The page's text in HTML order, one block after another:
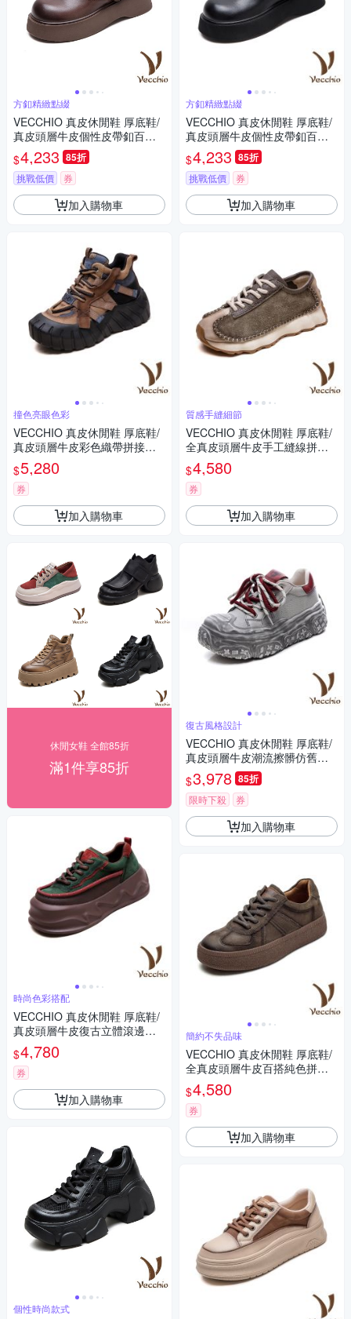
方釦精緻點綴
VECCHIO 真皮休閒鞋 厚底鞋/
真皮頭層牛皮個性皮帶釦百搭
厚底休閒鞋 棕
$4,233 85折
挑戰低價 券
加入購物車
撞色亮眼色彩
VECCHIO 真皮休閒鞋 厚底鞋/
真皮頭層牛皮彩色織帶拼接餅
乾厚底休閒鞋 卡其
$5,280
券
加入購物車
休閒女鞋 全館85折
滿1件享85折
時尚色彩搭配
VECCHIO 真皮休閒鞋 厚底鞋/
真皮頭層牛皮復古立體滾邊彩
色拼接厚底休閒鞋 綠
$4,780
券
加入購物車
個性時尚款式
方釦精緻點綴
VECCHIO 真皮休閒鞋 厚底鞋/
真皮頭層牛皮個性皮帶釦百搭
厚底休閒鞋 黑
$4,233 85折
挑戰低價 券
加入購物車
質感手縫細節
VECCHIO 真皮休閒鞋 厚底鞋/
全真皮頭層牛皮手工縫線拼接
厚底休閒鞋 綠
$4,580
券
加入購物車
復古風格設計
VECCHIO 真皮休閒鞋 厚底鞋/
真皮頭層牛皮潮流擦髒仿舊輪
胎厚底休閒鞋 灰
$3,978 85折
限時下殺 券
加入購物車
簡約不失品味
VECCHIO 真皮休閒鞋 厚底鞋/
全真皮頭層牛皮百搭純色拼接
厚底休閒鞋 灰
$4,580
券
加入購物車